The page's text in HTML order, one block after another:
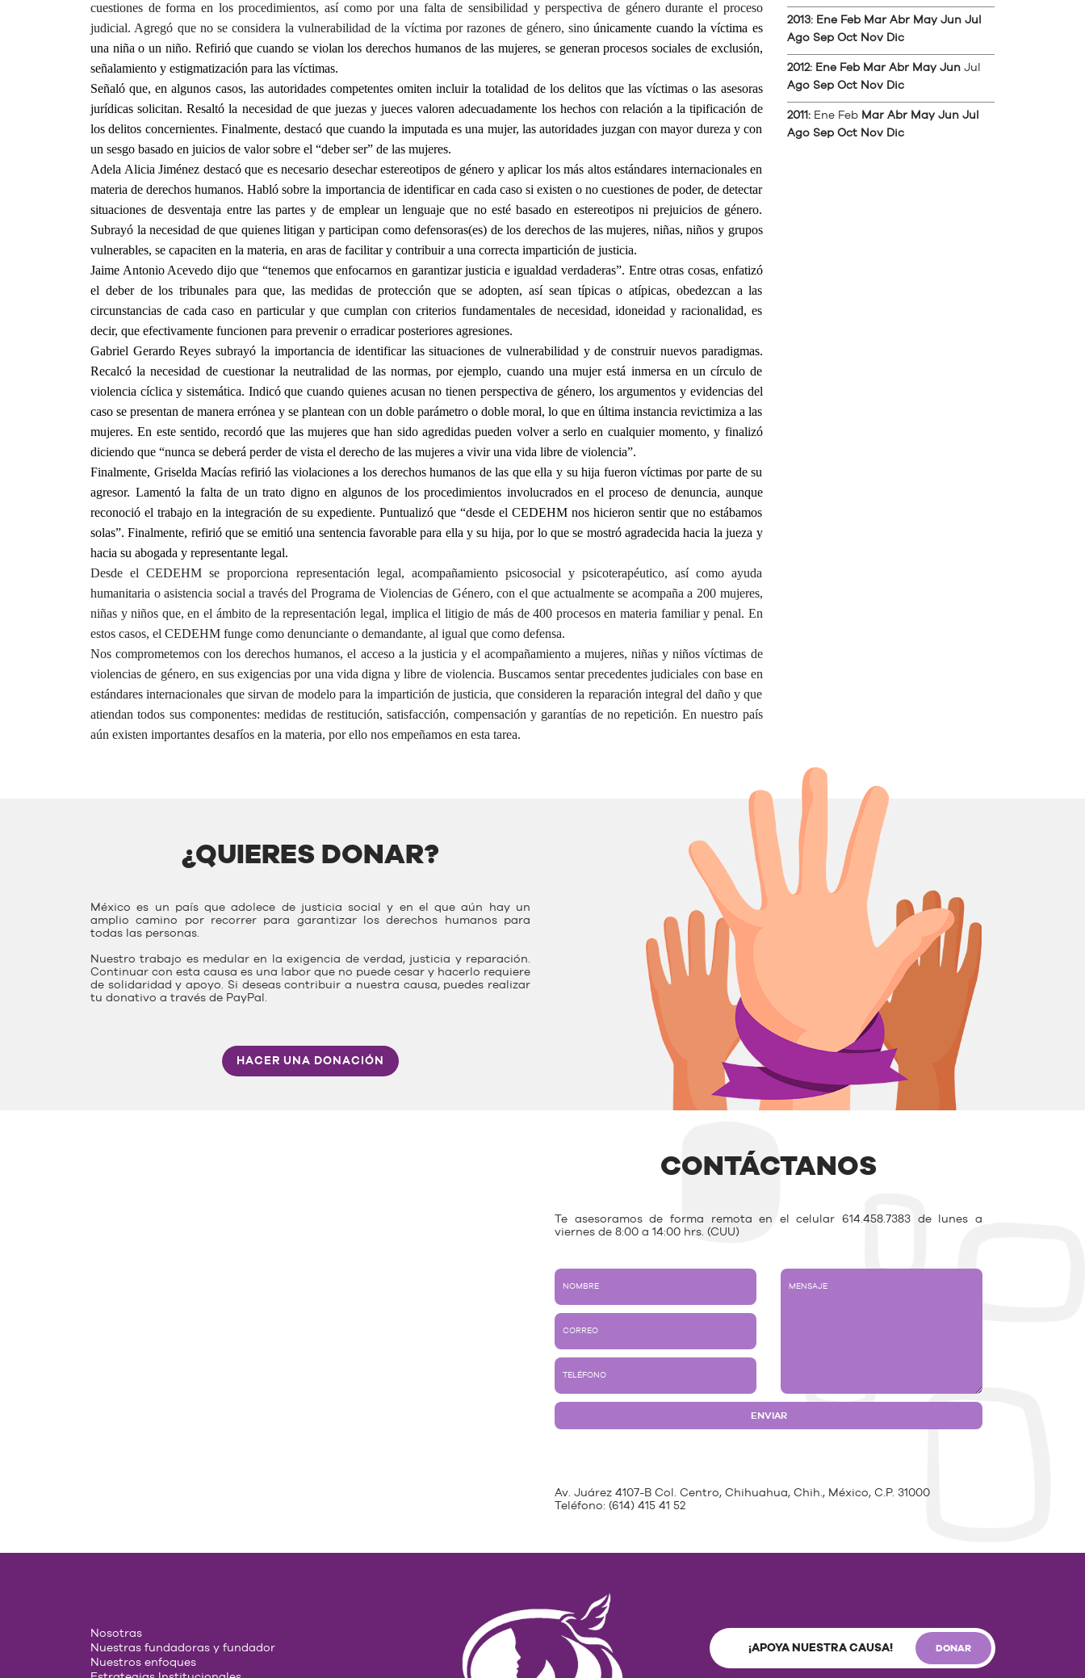
cuestiones de forma en los procedimientos, así como por una falta de sensibilidad y perspectiva de género durante el proceso
judicial. Agregó que no se considera la vulnerabilidad de la víctima por razones de género, sinoúnicamente cuando la víctima es
una niña o un niño. Refirió que cuando se violan los derechos humanos de las mujeres, se generan procesos sociales de exclusión,
señalamiento y estigmatización para las víctimas.
Señaló que, en algunos casos, las autoridades competentes omiten incluir la totalidad de los delitos que las víctimas o las asesoras
jurídicas solicitan. Resaltó la necesidad de que juezas y jueces valoren adecuadamente los hechos con relación a la tipificación de
los delitos concernientes. Finalmente, destacó que cuando la imputada es una mujer, las autoridades juzgan con mayor dureza y con
un sesgo basado en juicios de valor sobre el “deber ser” de las mujeres.
Adela Alicia Jiménez destacó que es necesario desechar estereotipos de género y aplicar los más altos estándares internacionales en
materia de derechos humanos. Habló sobre la importancia de identificar en cada caso si existen o no cuestiones de poder, de detectar
situaciones de desventaja entre las partes y de emplear un lenguaje que no esté basado en estereotipos ni prejuicios de género.
Subrayó la necesidad de que quienes litigan y participan como defensoras(es) de los derechos de las mujeres, niñas, niños y grupos
vulnerables, se capaciten en la materia, en aras de facilitar y contribuir a una correcta impartición de justicia.
Jaime Antonio Acevedo dijo que “tenemos que enfocarnos en garantizar justicia e igualdad verdaderas”. Entre otras cosas, enfatizó
el deber de los tribunales para que, las medidas de protección que se adopten, así sean típicas o atípicas, obedezcan a las
circunstancias de cada caso en particular y que cumplan con criterios fundamentales de necesidad, idoneidad y racionalidad, es
decir, que efectivamente funcionen para prevenir o erradicar posteriores agresiones.
Gabriel Gerardo Reyes subrayó la importancia de identificar las situaciones de vulnerabilidad y de construir nuevos paradigmas.
Recalcó la necesidad de cuestionar la neutralidad de las normas, por ejemplo, cuando una mujer está inmersa en un círculo de
violencia cíclica y sistemática. Indicó que cuando quienes acusan no tienen perspectiva de género, los argumentos y evidencias del
caso se presentan de manera errónea y se plantean con un doble parámetro o doble moral, lo que en última instancia revictimiza a las
mujeres. En este sentido, recordó que las mujeres que han sido agredidas pueden volver a serlo en cualquier momento, y finalizó
diciendo que “nunca se deberá perder de vista el derecho de las mujeres a vivir una vida libre de violencia”.
Finalmente, Griselda Macías refirió las violaciones a los derechos humanos de las que ella y su hija fueron víctimas por parte de su
agresor. Lamentó la falta de un trato digno en algunos de los procedimientos involucrados en el proceso de denuncia, aunque
reconoció el trabajo en la integración de su expediente. Puntualizó que “desde el CEDEHM nos hicieron sentir que no estábamos
solas”. Finalmente, refirió que se emitió una sentencia favorable para ella y su hija, por lo que se mostró agradecida hacia la jueza y
hacia su abogada y representante legal.
Desde el CEDEHM se proporciona representación legal, acompañamiento psicosocial y psicoterapéutico, así como ayuda
humanitaria o asistencia social a través del Programa de Violencias de Género, con el que actualmente se acompaña a 200 mujeres,
niñas y niños que, en el ámbito de la representación legal, implica el litigio de más de 400 procesos en materia familiar y penal. En
estos casos, el CEDEHM funge como denunciante o demandante, al igual que como defensa.
Nos comprometemos con los derechos humanos, el acceso a la justicia y el acompañamiento a mujeres, niñas y niños víctimas de
violencias de género, en sus exigencias por una vida digna y libre de violencia. Buscamos sentar precedentes judiciales con base en
estándares internacionales que sirvan de modelo para la impartición de justicia, que consideren la reparación integral del daño y que
atiendan todos sus componentes: medidas de restitución, satisfacción, compensación y garantías de no repetición. En nuestro país
aún existen importantes desafíos en la materia, por ello nos empeñamos en esta tarea.
2013: Ene Feb Mar Abr May Jun Jul
Ago Sep Oct Nov Dic
2012: Ene Feb Mar Abr May Jun Jul
Ago Sep Oct Nov Dic
2011: Ene Feb Mar Abr May Jun Jul
Ago Sep Oct Nov Dic
¿QUIERES DONAR?
México es un país que adolece de justicia social y en el que aún hay un
amplio camino por recorrer para garantizar los derechos humanos para
todas las personas.
Nuestro trabajo es medular en la exigencia de verdad, justicia y reparación.
Continuar con esta causa es una labor que no puede cesar y hacerlo requiere
de solidaridad y apoyo. Si deseas contribuir a nuestra causa, puedes realizar
tu donativo a través de PayPal.
HACER UNA DONACIÓN
CONTÁCTANOS
Te asesoramos de forma remota en el celular 614.458.7383 de lunes a
viernes de 8:00 a 14:00 hrs. (CUU)
Av. Juárez 4107-B Col. Centro, Chihuahua, Chih., México, C.P. 31000
Teléfono: (614) 415 41 52
Nosotras
Nuestras fundadoras y fundador
Nuestros enfoques
¡APOYA NUESTRA CAUSA! DONAR